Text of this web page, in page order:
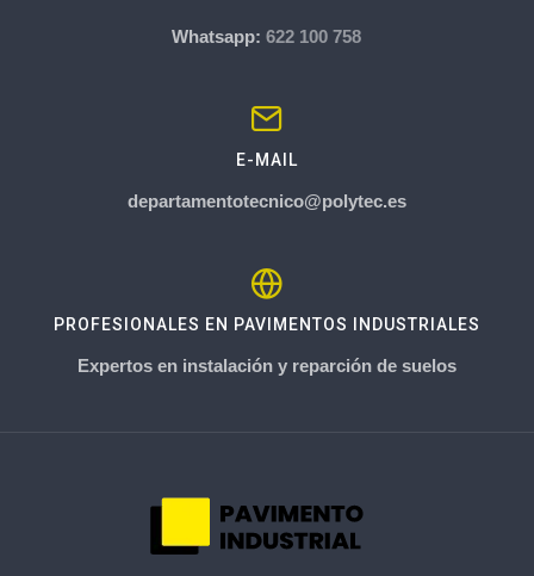
Whatsapp:622 100 758
E-MAIL
departamentotecnico@polytec.es
PROFESIONALES EN PAVIMENTOS INDUSTRIALES
Expertos en instalación y reparción de suelos